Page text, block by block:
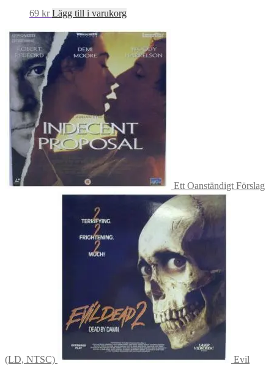
69 kr Lägg till i varukorg
Ett Oanständigt Förslag
(LD, NTSC)
Evil